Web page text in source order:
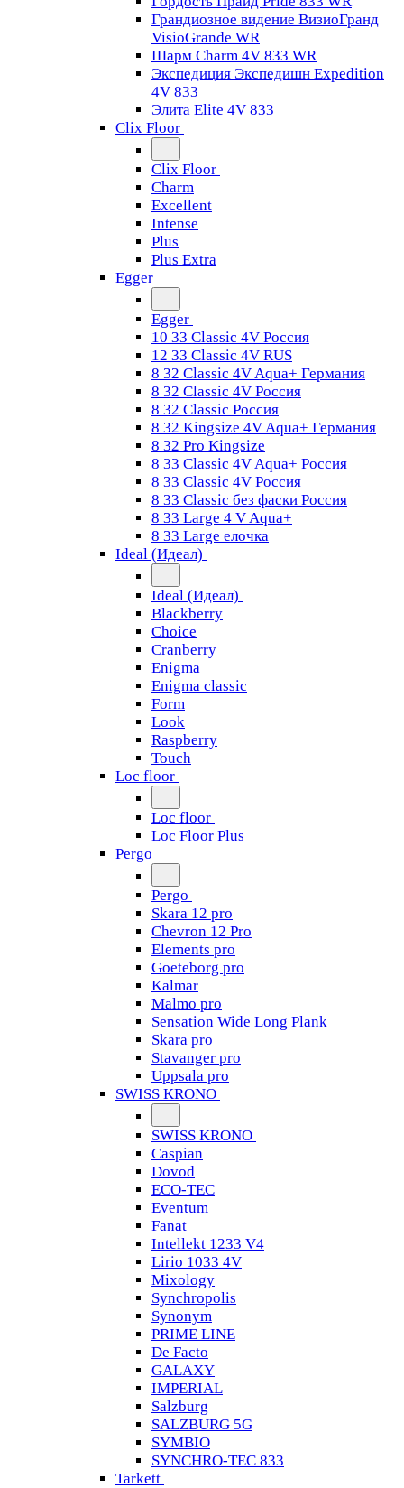
Грандиозное видение ВизиоГранд
VisioGrande WR
Шарм Charm 4V 833 WR
Экспедиция Экспедишн Expedition
4V 833
Элита Elite 4V 833
Clix Floor
Clix Floor
Charm
Excellent
Intense
Plus
Plus Extra
Egger
Egger
10 33 Classic 4V Россия
12 33 Classic 4V RUS
8 32 Classic 4V Aqua+ Германия
8 32 Classic 4V Россия
8 32 Classic Россия
8 32 Kingsize 4V Aqua+ Германия
8 32 Pro Kingsize
8 33 Classic 4V Aqua+ Россия
8 33 Classic 4V Россия
8 33 Classic без фаски Россия
8 33 Large 4 V Aqua+
8 33 Large елочка
Ideal (Идеал)
Ideal (Идеал)
Blackberry
Choice
Cranberry
Enigma
Enigma classic
Form
Look
Raspberry
Touch
Loc floor
Loc floor
Loc Floor Plus
Pergo
Pergo
Skara 12 pro
Chevron 12 Pro
Elements pro
Goeteborg pro
Kalmar
Malmo pro
Sensation Wide Long Plank
Skara pro
Stavanger pro
Uppsala pro
SWISS KRONO
SWISS KRONO
Caspian
Dovod
ECO-TEC
Eventum
Fanat
Intellekt 1233 V4
Lirio 1033 4V
Mixology
Synchropolis
Synonym
PRIME LINE
De Facto
GALAXY
IMPERIAL
Salzburg
SALZBURG 5G
SYMBIO
SYNCHRO-TEC 833
Tarkett